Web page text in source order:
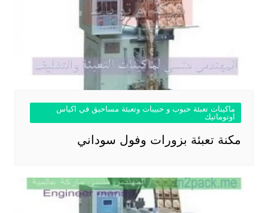
ماكينات تعبئة حبوب و حبيبات وتعبئة مساحيق في اكياس
اوتوماتيك
مكنة تعبئة بزورات وفول سوداني